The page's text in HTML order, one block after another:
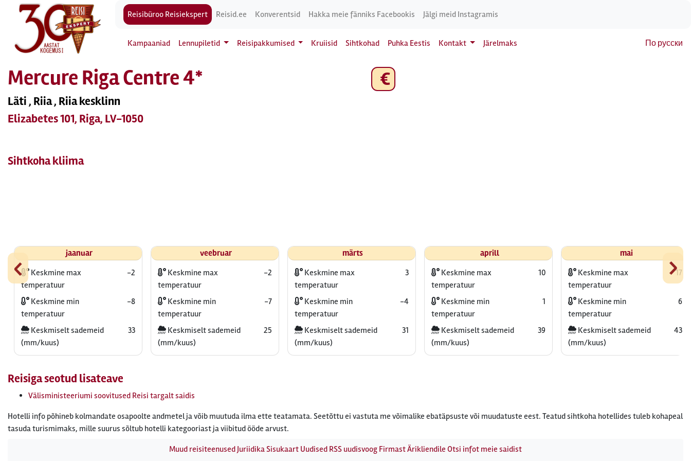
Reisibüroo Reisiekspert Reisid.ee Konverentsid Hakka meie fänniks Facebookis Jälgi meid Instagramis
Kampaaniad Lennupiletid Reisipakkumised Kruiisid Sihtkohad Puhka Eestis Kontakt Järelmaks По русски
Mercure Riga Centre 4*
Läti , Riia , Riia kesklinn
Elizabetes 101, Riga, LV-1050
€
Sihtkoha kliima
‹ ›
jaanuar
Keskmine max
temperatuur
-2
Keskmine min
temperatuur
-8
Keskmiselt sademeid
(mm/kuus)
33
veebruar
Keskmine max
temperatuur
-2
Keskmine min
temperatuur
-7
Keskmiselt sademeid
(mm/kuus)
25
märts
Keskmine max
temperatuur
3
Keskmine min
temperatuur
-4
Keskmiselt sademeid
(mm/kuus)
31
aprill
Keskmine max
temperatuur
10
Keskmine min
temperatuur
1
Keskmiselt sademeid
(mm/kuus)
39
mai
Keskmine max
temperatuur
17
Keskmine min
temperatuur
6
Keskmiselt sademeid
(mm/kuus)
43
Reisiga seotud lisateave
Välisministeeriumi soovitused Reisi targalt saidis
Hotelli info põhineb kolmandate osapoolte andmetel ja võib muutuda ilma ette teatamata. Seetõttu ei vastuta me võimalike ebatäpsuste või muudatuste eest. Teatud sihtkoha hotellides tuleb kohapeal
tasuda turismimaks, mille suurus sõltub hotelli kategooriast ja viibitud ööde arvust.
Muud reisiteenusedJuriidikaSisukaart Uudised RSS uudisvoog FirmastÄrikliendile Otsi infot meie saidist